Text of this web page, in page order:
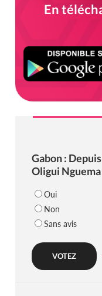
En
Gabon :
Oligui
Oui
Non
Sans avis